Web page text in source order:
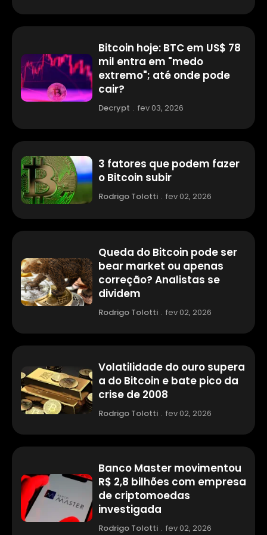
Bitcoin hoje: BTC em US$ 78
mil entra em "medo
extremo"; até onde pode
cair?
Decrypt . fev 03, 2026
3 fatores que podem fazer
o Bitcoin subir
Rodrigo Tolotti . fev 02, 2026
Queda do Bitcoin pode ser
bear market ou apenas
correção? Analistas se
dividem
Rodrigo Tolotti . fev 02, 2026
Volatilidade do ouro supera
a do Bitcoin e bate pico da
crise de 2008
Rodrigo Tolotti . fev 02, 2026
Banco Master movimentou
R$ 2,8 bilhões com empresa
de criptomoedas
investigada
Rodrigo Tolotti . fev 02, 2026